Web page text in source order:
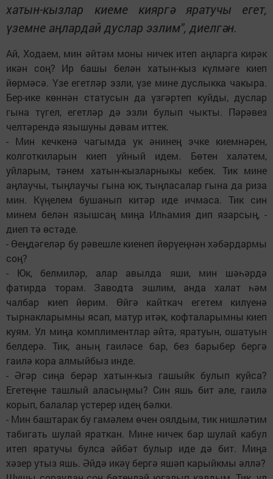
хатын-кызлар киеме кияргә яратучы егет,
үземне аңлардай дуслар эзлим", диелгән.
Ай, Ходаем, мин әйтәм моны ничек итеп аңларга кирәк
икән соң? Ир башы белән хатын-кыз күлмәге киеп
йөрмәсә. Үзе егетләр эзли, үзе мине дуслыкка чакыра.
Бер-ике көннән статусын да үзгәртеп куйды, дуслар
гына түгел, егетләр дә эзли булып чыкты. Пәрәвез
челтәрендә язышуны дәвам иттек.
- Мин кечкенә чагымда ук әнинең эчке киемнәрен,
колготкиларын киеп уйный идем. Бөтен халәтем,
уйларым, тәнем хатын-кызларныкы кебек. Тик мине
аңлаучы, тыңлаучы гына юк, тыңласалар гына да риза
мин. Күңелем бушанып китәр иде ичмаса. Тик син
минем белән язышсаң миңа Илһамия дип язарсың, -
диеп тә өстәде.
- Өеңдәгеләр бу рәвешле киенеп йөрүеңнән хәбәрдармы
соң?
- Юк, белмиләр, алар авылда яши, мин шәһәрдә
фатирда торам. Заводта эшлим, анда халат һәм
чалбар киеп йөрим. Өйгә кайткач егетем килүенә
тырнакларымны ясап, матур итәк, кофталарымны киеп
куям. Ул миңа комплиментлар әйтә, яратуын, ошатуын
белдерә. Тик, аның гаиләсе бар, без барыбер бергә
гаилә кора алмыйбыз инде.
- Әгәр сиңа берәр хатын-кыз гашыйк булып куйса?
Егетеңне ташлый аласыңмы? Син яшь бит әле, гаилә
корып, балалар үстерер идең бәлки.
- Мин баштарак бу гамәлем өчен оялдым, тик нишләтим
табигать шулай яраткан. Мине ничек бар шулай кабул
итеп яратучы булса әйбәт булыр иде дә бит. Миңа
хәзер утыз яшь. Әйдә икәү бергә яшәп карыйкмы әллә?